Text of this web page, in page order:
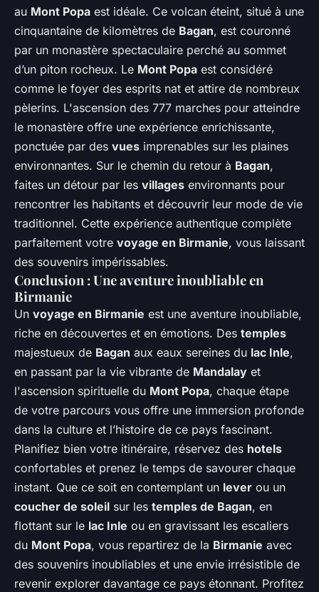
au Mont Popa est idéale. Ce volcan éteint, situé à une
cinquantaine de kilomètres de Bagan, est couronné
par un monastère spectaculaire perché au sommet
d’un piton rocheux. Le Mont Popa est considéré
comme le foyer des esprits nat et attire de nombreux
pèlerins. L'ascension des 777 marches pour atteindre
le monastère offre une expérience enrichissante,
ponctuée par des vues imprenables sur les plaines
environnantes. Sur le chemin du retour à Bagan,
faites un détour par les villages environnants pour
rencontrer les habitants et découvrir leur mode de vie
traditionnel. Cette expérience authentique complète
parfaitement votre voyage en Birmanie, vous laissant
des souvenirs impérissables.
Conclusion : Une aventure inoubliable en
Birmanie
Un voyage en Birmanie est une aventure inoubliable,
riche en découvertes et en émotions. Des temples
majestueux de Bagan aux eaux sereines du lac Inle,
en passant par la vie vibrante de Mandalay et
l'ascension spirituelle du Mont Popa, chaque étape
de votre parcours vous offre une immersion profonde
dans la culture et l’histoire de ce pays fascinant.
Planifiez bien votre itinéraire, réservez des hotels
confortables et prenez le temps de savourer chaque
instant. Que ce soit en contemplant un lever ou un
coucher de soleil sur les temples de Bagan, en
flottant sur le lac Inle ou en gravissant les escaliers
du Mont Popa, vous repartirez de la Birmanie avec
des souvenirs inoubliables et une envie irrésistible de
revenir explorer davantage ce pays étonnant. Profitez